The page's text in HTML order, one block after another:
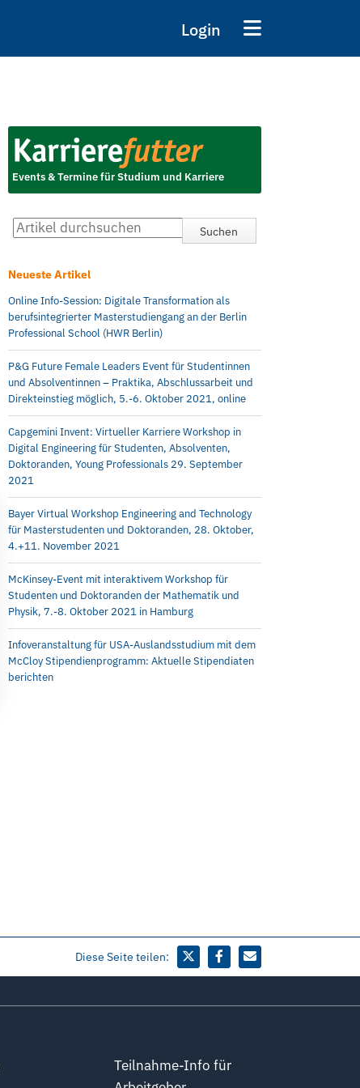
Login
Events & Termine für Studium und Karriere
Neueste Artikel
Online Info-Session: Digitale Transformation als
berufsintegrierter Masterstudiengang an der Berlin
Professional School (HWR Berlin)
P&G Future Female Leaders Event für Studentinnen
und Absolventinnen – Praktika, Abschlussarbeit und
Direkteinstieg möglich, 5.-6. Oktober 2021, online
Capgemini Invent: Virtueller Karriere Workshop in
Digital Engineering für Studenten, Absolventen,
Doktoranden, Young Professionals 29. September
2021
Bayer Virtual Workshop Engineering and Technology
für Masterstudenten und Doktoranden, 28. Oktober,
4.+11. November 2021
McKinsey-Event mit interaktivem Workshop für
Studenten und Doktoranden der Mathematik und
Physik, 7.-8. Oktober 2021 in Hamburg
Infoveranstaltung für USA-Auslandsstudium mit dem
McCloy Stipendienprogramm: Aktuelle Stipendiaten
berichten
Diese Seite teilen:
Teilnahme-Info für